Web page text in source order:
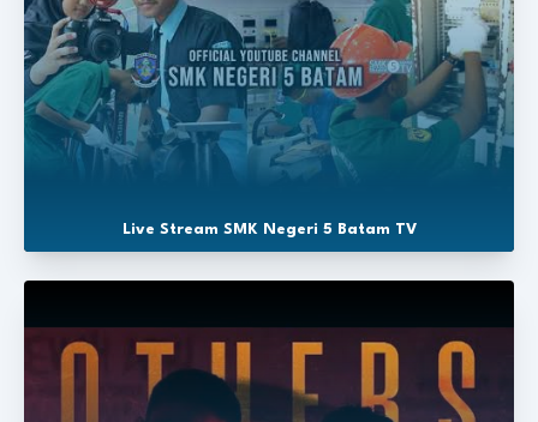
Live Stream SMK Negeri 5 Batam TV